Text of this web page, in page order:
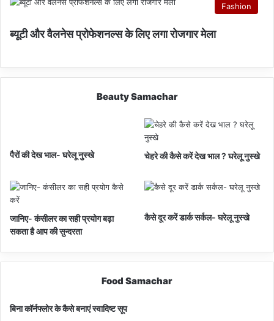
Fashion
ब्यूटी और वैलनेस प्रोफेशनल्स के लिए लगा रोजगार मेला
Beauty Samachar
पैरों की देख भाल- घरेलू नुस्खे चेहरे की कैसे करें देख भाल ? घरेलू नुस्खे
जानिए- कंसीलर का सही प्रयोग बढ़ा
सकता है आप की सुन्दरता
कैसे दूर करें डार्क सर्कल- घरेलू नुस्खे
Food Samachar
बिना कॉर्नफ्लोर के कैसे बनाएं स्वादिष्ट सूप